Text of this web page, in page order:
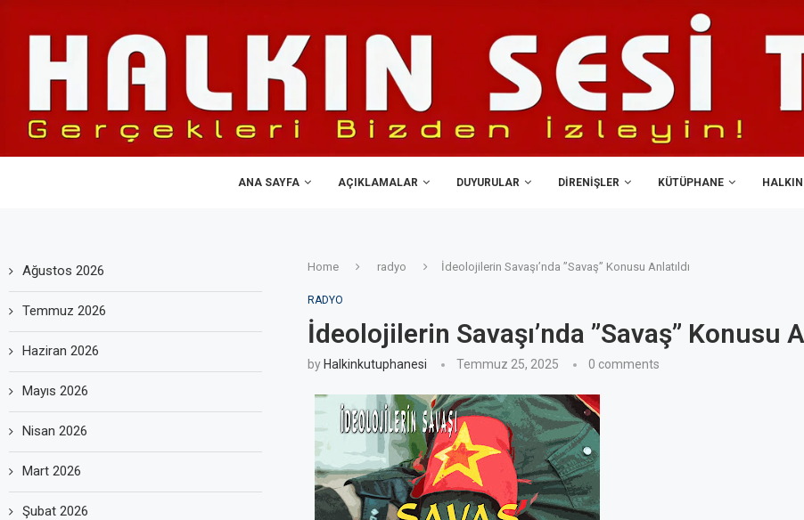
ANA SAYFA AÇIKLAMALAR DUYURULAR DIRENIŞLER KÜTÜPHANE
Home radyo İdeolojilerin Savaşı’nda ”Savaş” Konusu Anlatıldı
RADYO
İdeolojilerin Savaşı’nda ”Savaş” Konusu
byHalkinkutuphanesi Temmuz 25, 2025 0 comments
Ağustos 2026
Temmuz 2026
Haziran 2026
Mayıs 2026
Nisan 2026
Mart 2026
Şubat 2026